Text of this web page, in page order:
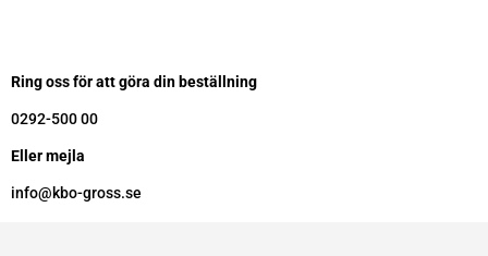
Ring oss för att göra din beställning
0292-500 00
Eller mejla
info@kbo-gross.se